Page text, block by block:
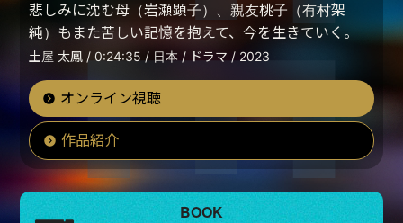
悲しみに沈む母（岩瀬顕子）、親友桃子（有村架
純）もまた苦しい記憶を抱えて、今を生きていく。
土屋 太鳳 / 0:24:35 / 日本 / ドラマ / 2023
オンライン視聴
作品紹介
BOOK